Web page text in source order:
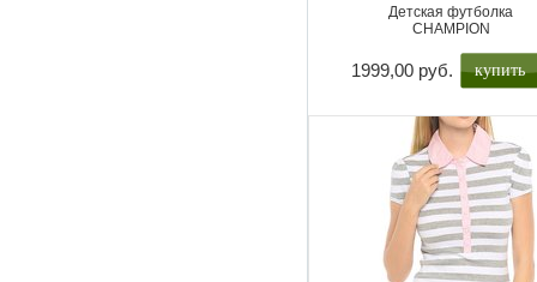
Детская футболка
CHAMPION
1999,00 руб. купить